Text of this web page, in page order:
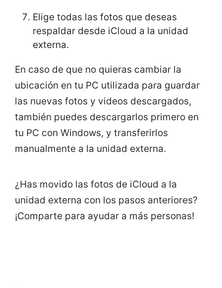
Elige todas las fotos que deseas
respaldar desde iCloud a la unidad
externa.
En caso de que no quieras cambiar la
ubicación en tu PC utilizada para guardar
las nuevas fotos y videos descargados,
también puedes descargarlos primero en
tu PC con Windows, y transferirlos
manualmente a la unidad externa.
¿Has movido las fotos de iCloud a la
unidad externa con los pasos anteriores?
¡Comparte para ayudar a más personas!